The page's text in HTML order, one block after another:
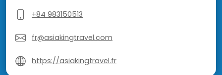
+84 983150513
fr@asiakingtravel.com
https://asiakingtravel.fr